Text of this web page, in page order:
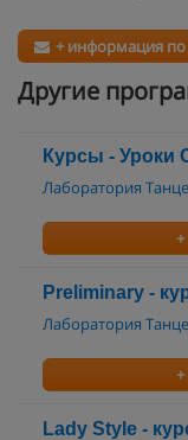
+ информация по
Другие
Курсы - Уроки
Лаборатория
Preliminary -
Лаборатория
Lady Style -